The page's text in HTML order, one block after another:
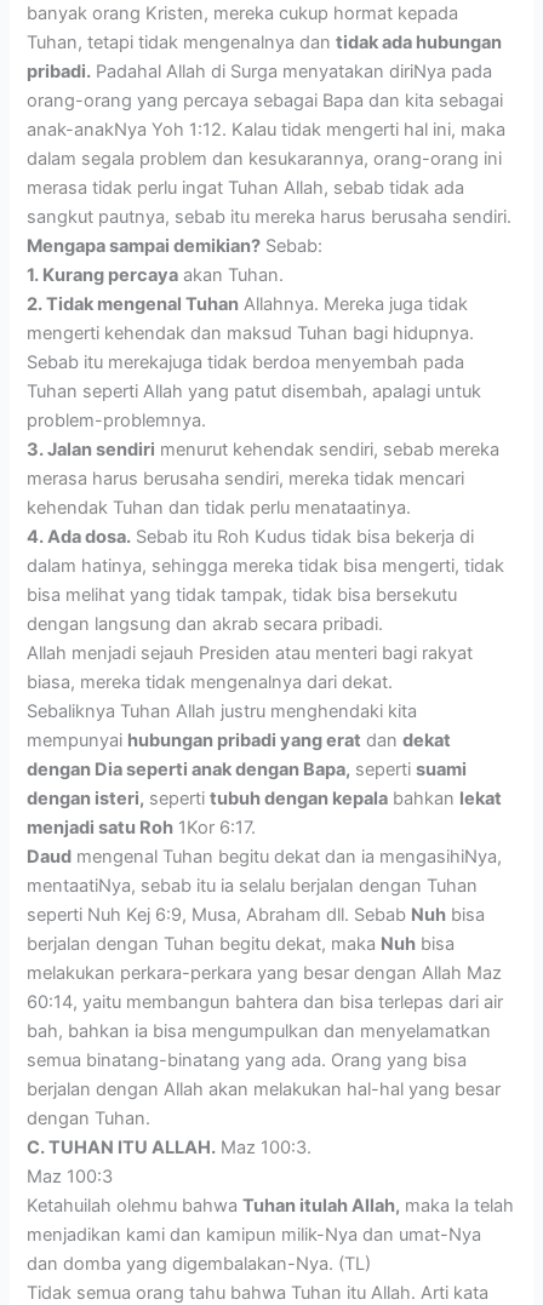
banyak orang Kristen, mereka cukup hormat kepada
Tuhan, tetapi tidak mengenalnya dantidak ada hubungan
pribadi. Padahal Allah di Surga menyatakan diriNya pada
orang-orang yang percaya sebagai Bapa dan kita sebagai
anak-anakNya Yoh 1:12. Kalau tidak mengerti hal ini, maka
dalam segala problem dan kesukarannya, orang-orang ini
merasa tidak perlu ingat Tuhan Allah, sebab tidak ada
sangkut pautnya, sebab itu mereka harus berusaha sendiri.
Mengapa sampai demikian? Sebab:
1. Kurang percaya akan Tuhan.
2. Tidak mengenal Tuhan Allahnya. Mereka juga tidak
mengerti kehendak dan maksud Tuhan bagi hidupnya.
Sebab itu merekajuga tidak berdoa menyembah pada
Tuhan seperti Allah yang patut disembah, apalagi untuk
problem-problemnya.
3. Jalan sendiri menurut kehendak sendiri, sebab mereka
merasa harus berusaha sendiri, mereka tidak mencari
kehendak Tuhan dan tidak perlu menataatinya.
4. Ada dosa. Sebab itu Roh Kudus tidak bisa bekerja di
dalam hatinya, sehingga mereka tidak bisa mengerti, tidak
bisa melihat yang tidak tampak, tidak bisa bersekutu
dengan langsung dan akrab secara pribadi.
Allah menjadi sejauh Presiden atau menteri bagi rakyat
biasa, mereka tidak mengenalnya dari dekat.
Sebaliknya Tuhan Allah justru menghendaki kita
mempunyai hubungan pribadi yang erat dandekat
dengan Dia seperti anak dengan Bapa, sepertisuami
dengan isteri, sepertitubuh dengan kepala bahkan lekat
menjadi satu Roh 1Kor 6:17.
Daud mengenal Tuhan begitu dekat dan ia mengasihiNya,
mentaatiNya, sebab itu ia selalu berjalan dengan Tuhan
seperti Nuh Kej 6:9, Musa, Abraham dll. Sebab Nuh bisa
berjalan dengan Tuhan begitu dekat, maka Nuh bisa
melakukan perkara-perkara yang besar dengan Allah Maz
60:14, yaitu membangun bahtera dan bisa terlepas dari air
bah, bahkan ia bisa mengumpulkan dan menyelamatkan
semua binatang-binatang yang ada. Orang yang bisa
berjalan dengan Allah akan melakukan hal-hal yang besar
dengan Tuhan.
C. TUHAN ITU ALLAH. Maz 100:3.
Maz 100:3
Ketahuilah olehmu bahwaTuhan itulah Allah, maka Ia telah
menjadikan kami dan kamipun milik-Nya dan umat-Nya
dan domba yang digembalakan-Nya. (TL)
Tidak semua orang tahu bahwa Tuhan itu Allah. Arti kata